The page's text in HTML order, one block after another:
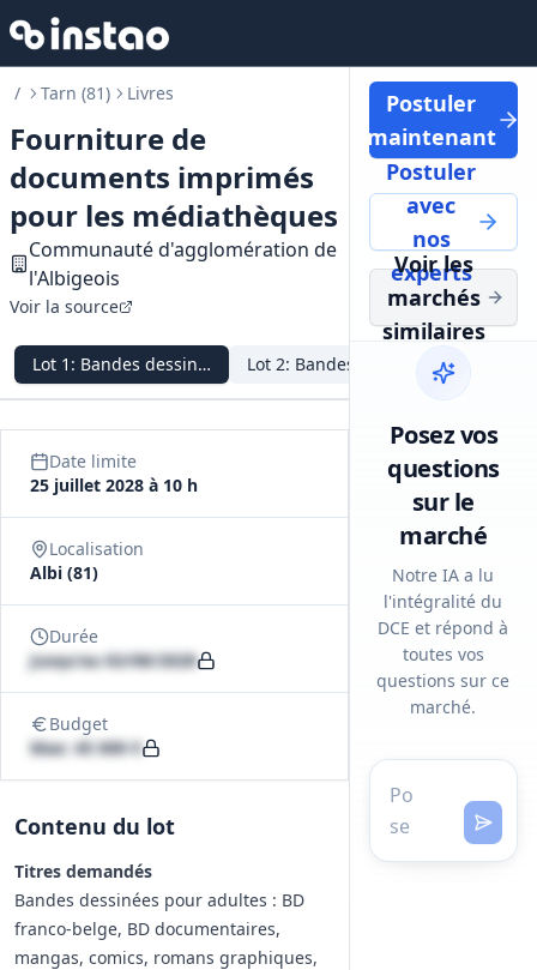
/ Tarn (81) Livres
Fourniture de
documents imprimés
pour les médiathèques
Communauté d'agglomération de
l'Albigeois
Voir la source
Lot 1 : Bandes dessinées adultes
Lot2: Bandes dessinées jeunesse
Lot
Date limite
25 juillet 2028 à 10 h
Localisation
Albi (81)
Durée
Jusqu'au 02/08/2028
Budget
Max: 45 000 €
Contenu du lot
Titres demandés
Bandes dessinées pour adultes : BD
franco‑belge, BD documentaires,
mangas, comics, romans graphiques,
Postuler
maintenant
Postuler
avec
nos
experts
Voir les
marchés
similaires
Posez vos
questions
sur le
marché
Notre IA a lu
l'intégralité du
DCE et répond à
toutes vos
questions sur ce
marché.